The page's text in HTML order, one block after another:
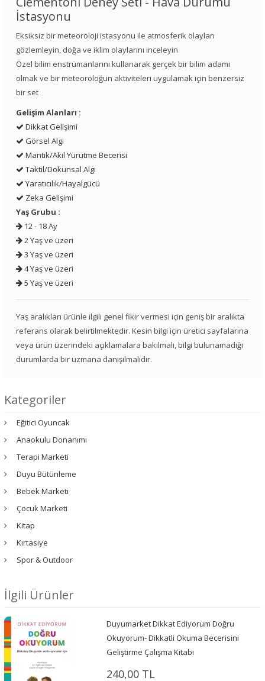
İstasyonu
Eksiksiz bir meteoroloji istasyonu ile atmosferik olayları
gözlemleyin, doğa ve iklim olaylarını inceleyin
Özel bilim enstrümanlarını kullanarak gerçek bir bilim adamı
olmak ve bir meteoroloğun aktiviteleri uygulamak için benzersiz
bir set
Gelişim Alanları :
Dikkat Gelişimi
Görsel Algı
Mantık/Akıl Yürütme Becerisi
Taktil/Dokunsal Algı
Yaratıcılık/Hayalgücü
Zeka Gelişimi
Yaş Grubu :
12 - 18 Ay
2 Yaş ve üzeri
3 Yaş ve üzeri
4 Yaş ve üzeri
5 Yaş ve üzeri
Yaş aralıkları ürünle ilgili genel fikir vermesi için geniş bir aralıkta
referans olarak belirtilmektedir. Kesin bilgi için üretici sayfalarına
veya ürün üzerindeki açıklamalara bakılmalı, bilgi bulunamadığı
durumlarda bir uzmana danışılmalıdır.
Kategoriler
Eğitici Oyuncak
Anaokulu Donanımı
Terapi Marketi
Duyu Bütünleme
Bebek Marketi
Çocuk Marketi
Kitap
Kırtasiye
Spor & Outdoor
İlgili Ürünler
Duyumarket Dikkat Ediyorum Doğru
Okuyorum- Dikkatli Okuma Becerisini
Geliştirme Çalışma Kitabı
240,00 TL